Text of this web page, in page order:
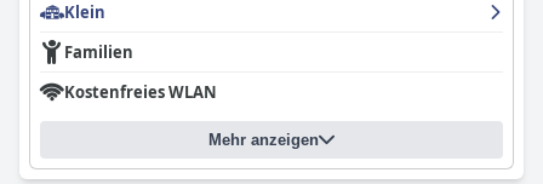
Klein
Familien
Kostenfreies WLAN
Mehr anzeigen